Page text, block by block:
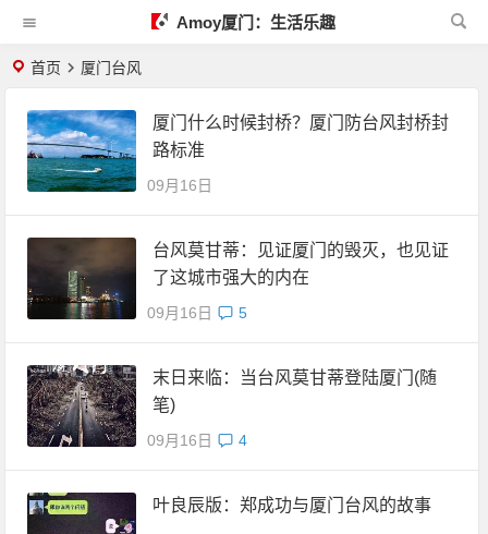
Amoy厦门：生活乐趣
首页 厦门台风
厦门什么时候封桥？厦门防台风封桥封
路标准
09月16日
台风莫甘蒂：见证厦门的毁灭，也见证
了这城市强大的内在
09月16日 5
末日来临：当台风莫甘蒂登陆厦门(随
笔)
09月16日 4
叶良辰版：郑成功与厦门台风的故事